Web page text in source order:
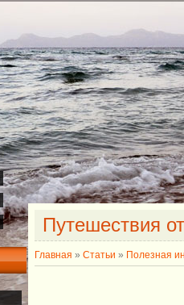
Путешествия
Главная » Статьи » Полезная